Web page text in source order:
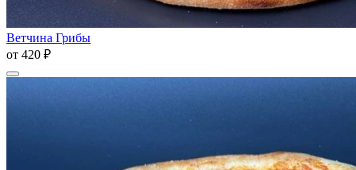
Ветчина Грибы
от 420 ₽